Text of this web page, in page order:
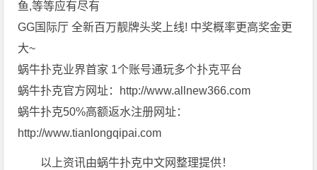
鱼,等等应有尽有
GG国际厅 全新百万靓牌头奖上线! 中奖概率更高奖金更
大~
蜗牛扑克业界首家 1个账号通玩多个扑克平台
蜗牛扑克官方网址：http://www.allnew366.com
蜗牛扑克50%高额返水注册网址：
http://www.tianlongqipai.com
以上资讯由蜗牛扑克中文网整理提供！